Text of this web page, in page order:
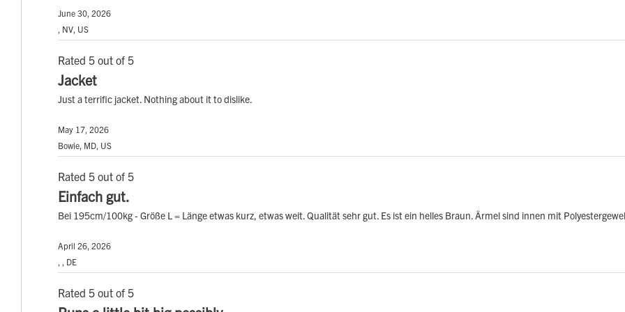
June 30, 2026
, NV, US
Rated 5 out of 5
Jacket
Just a terrific jacket. Nothing about it to dislike.
May 17, 2026
Bowie, MD, US
Rated 5 out of 5
Einfach gut.
Bei 195cm/100kg - Größe L = Länge etwas kurz, etwas weit. Qualität sehr gut. Es ist ein helles Braun. Ärmel sind innen mit
April 26, 2026
, , DE
Rated 5 out of 5